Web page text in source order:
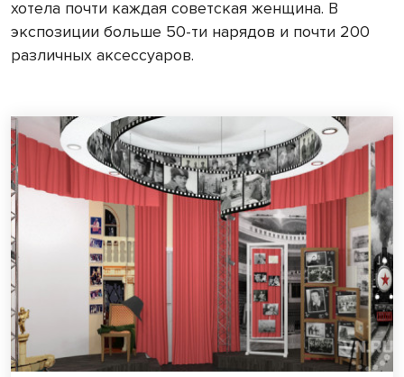
хотела почти каждая советская женщина. В
экспозиции больше 50-ти нарядов и почти 200
различных аксессуаров.